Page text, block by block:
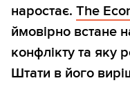
наростає. The
ймовірно встане
конфлікту та яку
Штати в його